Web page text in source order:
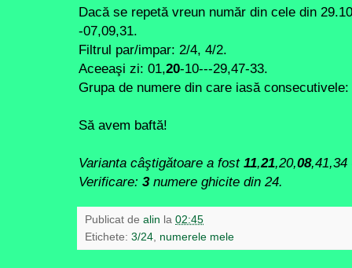
Dacă se repetă vreun număr din cele din
-07,09,31.
Filtrul par/impar: 2/4, 4/2.
Aceeaşi zi: 01,20-10---29,47-33.
Grupa de numere din care iasă
Să avem baftă!
Varianta câştigătoare a fost 11,21,20,08,41,34
Verificare: 3numere ghicite din 24.
Publicat de alin la 02:45
Etichete: 3/24 numerele mele